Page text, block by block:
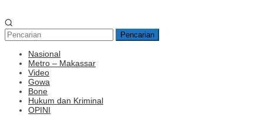
Pencarian
Nasional
Metro – Makassar
Video
Gowa
Bone
Hukum dan Kriminal
OPINI